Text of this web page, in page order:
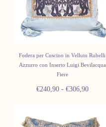
Fodera per Cuscino in Velluto Rubelli
Azzurro con Inserto Luigi Bevilacqua
Fiere
Prezzo
€240,90 - Prezzo
€306,90